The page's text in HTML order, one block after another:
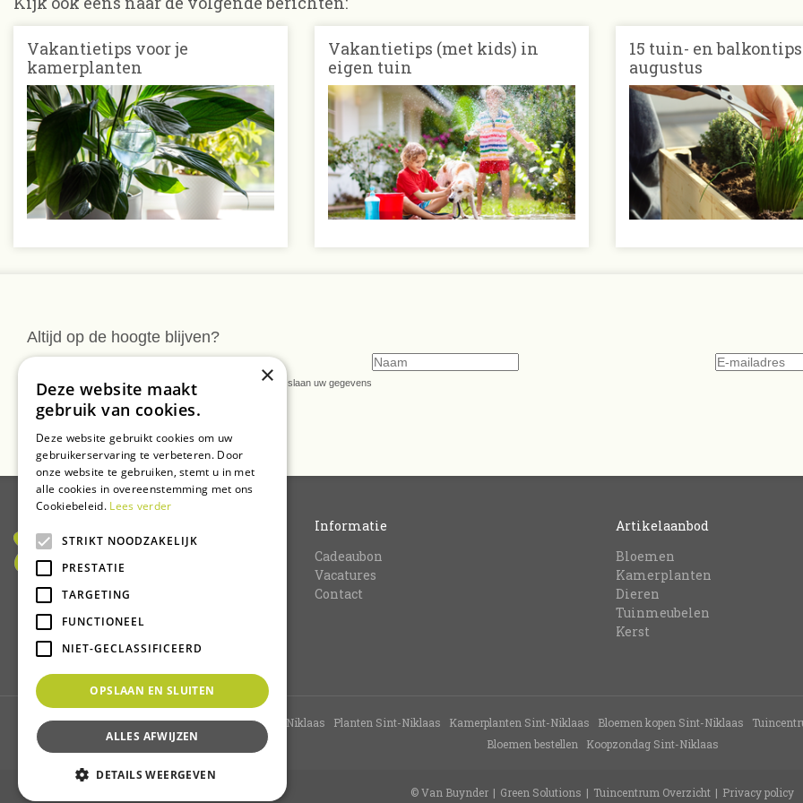
Vakantietips voor je
kamerplanten
Vakantietips (met kids) in
eigen tuin
15 tuin- en
augustus
Altijd op de hoogte blijven?
* U kunt de nieuwsbrief ongeveer wekelijks verwachten. Wij slaan uw gegevens
secuur op conform onzeprivacy verklaring.
Informatie
Cadeaubon
Vacatures
Contact
Artikelaanbod
Bloemen
Kamerplanten
Dieren
Tuinmeubelen
Kerst
Tuincentrum Sint-Niklaas Bloemenwinkel Sint-Niklaas Planten Sint-Niklaas Kamerplanten Sint-Niklaas Bloemen kopen Sint-Niklaas
Bloemen bestellen
Koopzondag Sint-Niklaas
© Van Buynder Green Solutions Tuincentrum Overzicht Privacy policy
×
Deze website maakt
gebruik van cookies.
Deze website gebruikt cookies om uw
gebruikerservaring te verbeteren. Door
onze website te gebruiken, stemt u in met
alle cookies in overeenstemming met ons
Cookiebeleid. Lees verder
STRIKT NOODZAKELIJK
PRESTATIE
TARGETING
FUNCTIONEEL
NIET-GECLASSIFICEERD
OPSLAAN EN SLUITEN
ALLES AFWIJZEN
DETAILS WEERGEVEN